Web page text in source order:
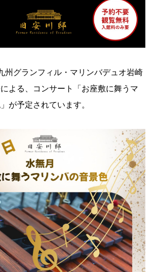
州グランフィル・マリンバデュオ岩崎
よる、コンサート「お座敷に舞うマ
が予定されています。